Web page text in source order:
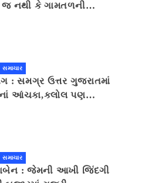
નથી કે ગામતળની
: સમગ્ર ઉત્તર ગુજરાતમાં
આંચકા,કલોલ પણ
: જેમની આખી જિંદગી